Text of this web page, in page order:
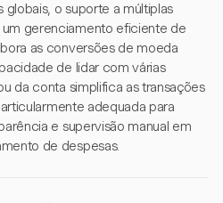
o suporte a múltiplas
gerenciamento eficiente de
as conversões de moeda
de lidar com várias
da conta simplifica as transações
adequada para
e supervisão manual em
de despesas.